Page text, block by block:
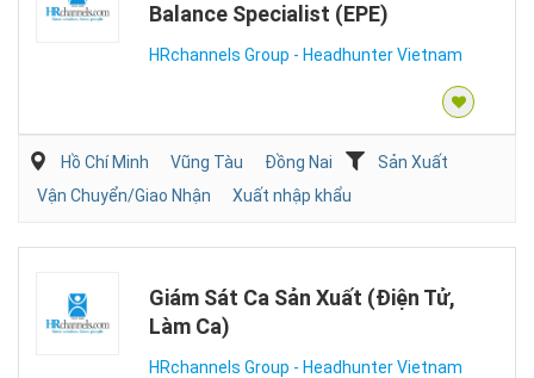
Balance Specialist (EPE)
HRchannels Group - Headhunter Vietnam
Hồ Chí Minh Vũng Tàu Đồng Nai
Sản Xuất
Vận Chuyển/Giao Nhận
Xuất nhập khẩu
Giám Sát Ca Sản Xuất (Điện Tử,
Làm Ca)
HRchannels Group - Headhunter Vietnam